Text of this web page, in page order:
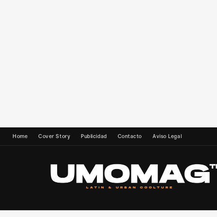
Home Cover Story Publicidad Contacto Aviso Legal